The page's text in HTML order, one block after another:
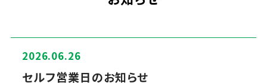
2026.06.26
セルフ営業日のお知らせ